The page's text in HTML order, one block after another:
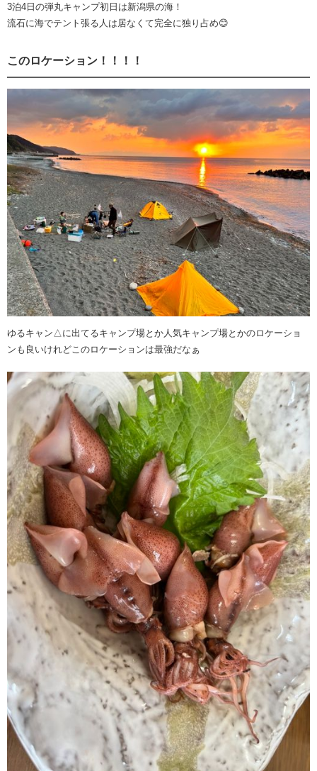
3泊4日の弾丸キャンプ初日は新潟県の海！
流石に海でテント張る人は居なくて完全に独り占め😊
このロケーション！！！！
ゆるキャン△に出てるキャンプ場とか人気キャンプ場とかのロケーショ
ンも良いけれどこのロケーションは最強だなぁ